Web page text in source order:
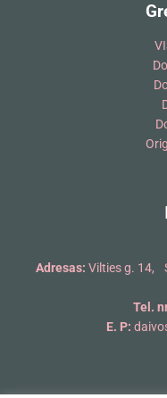
Adresas: Vilties g. 14,
Tel.
E. P: